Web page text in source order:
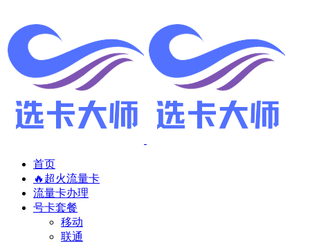
首页
🔥超火流量卡
流量卡办理
号卡套餐
移动
联通